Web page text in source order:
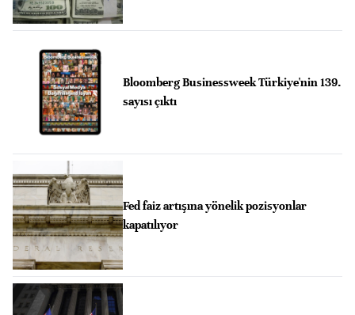
Bloomberg Businessweek Türkiye'nin 139.
sayısı çıktı
Fed faiz artışına yönelik pozisyonlar
kapatılıyor